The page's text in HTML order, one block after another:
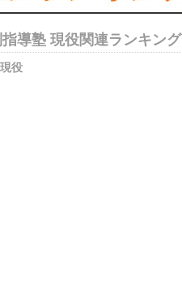
導塾 現役関連ランキング
役